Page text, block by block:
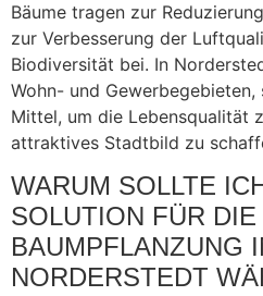
Bäume tragen zur
zur Verbesserung der
Biodiversität bei. In
Wohn- und
Mittel, um die Lebensqualität
attraktives Stadtbild zu
WARUM SOLLTE
SOLUTION FÜR DIE
BAUMPFLANZUNG
NORDERSTEDT